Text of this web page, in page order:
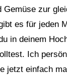
Gemüse zur
es für jeden
in deinem
Ich
jetzt einfach